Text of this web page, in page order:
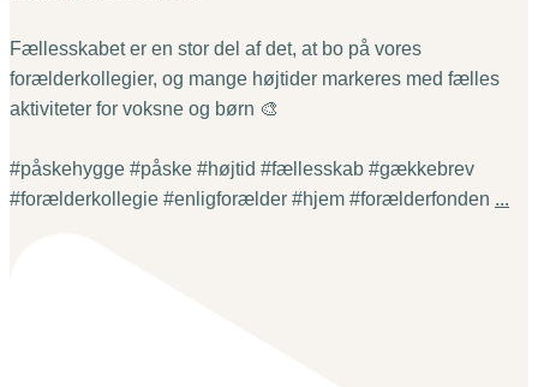
Fællesskabet er en stor del af det, at bo på vores
forælderkollegier, og mange højtider markeres med fælles
aktiviteter for voksne og børn 🎨
#påskehygge #påske #højtid #fællesskab #gækkebrev
#forælderkollegie #enligforælder #hjem #forælderfonden ...